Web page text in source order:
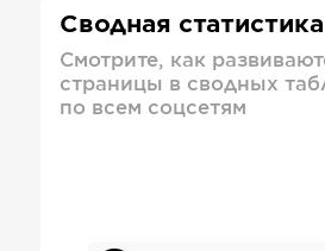
Сводная
Смотрите, как
страницы в сводных
по всем соцсетям